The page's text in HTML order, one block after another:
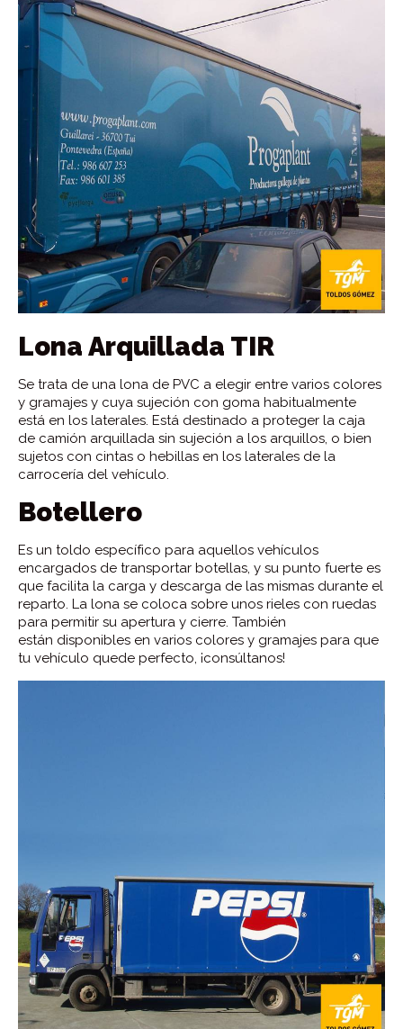
Lona Arquillada TIR
Se trata de una lona de PVC a elegir entre varios colores
y gramajes y cuya sujeción con goma habitualmente
está en los laterales. Está destinado a proteger la caja
de camión arquillada sin sujeción a los arquillos, o bien
sujetos con cintas o hebillas en los laterales de la
carrocería del vehículo.
Botellero
Es un toldo específico para aquellos vehículos
encargados de transportar botellas, y su punto fuerte es
que facilita la carga y descarga de las mismas durante el
reparto. La lona se coloca sobre unos rieles con ruedas
para permitir su apertura y cierre. También
están disponibles en varios colores y gramajes para que
tu vehículo quede perfecto, ¡consúltanos!